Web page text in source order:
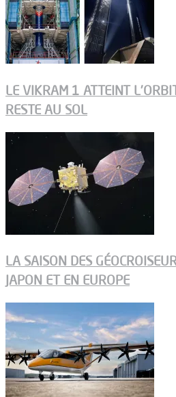
LE VIKRAM 1 ATTEINT
RESTE AU SOL
LA SAISON DES
JAPON ET EN EUROPE